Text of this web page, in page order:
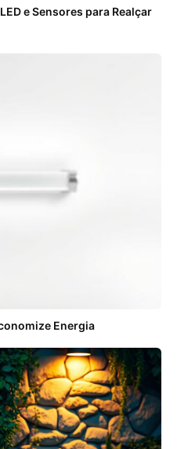
e Sensores para Realçar
Energia